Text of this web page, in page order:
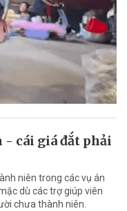
cái giá đắt phải
niên trong các vụ án
dù các trợ giúp viên
chưa thành niên.